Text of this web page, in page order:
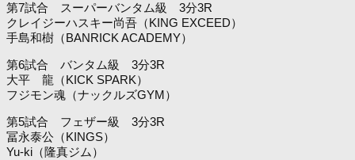
第7試合 スーパーバンタム級 3分3R
クレイジーハスキー尚吾（KING EXCEED）
手島和樹（BANRICK ACADEMY）
第6試合 バンタム級 3分3R
大平 龍（KICK SPARK）
フジモン魂（ナックルズGYM）
第5試合 フェザー級 3分3R
冨永泰公（KINGS）
Yu-ki（隆真ジム）